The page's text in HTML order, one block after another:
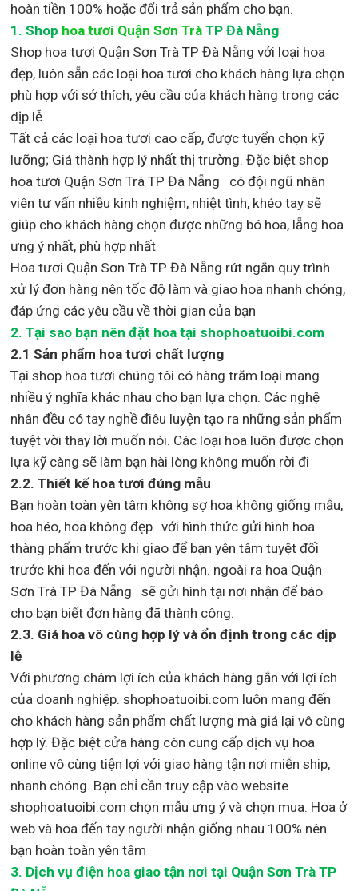
hoàn tiền 100% hoặc đổi trả sản phẩm cho bạn.
1.Shop hoa tươi Quận Sơn Trà TP Đà Nẵng
Shop hoa tươi Quận Sơn Trà TP Đà Nẵng với loại hoa
đẹp, luôn sẵn các loại hoa tươi cho khách hàng lựa chọn
phù hợp với sở thích, yêu cầu của khách hàng trong các
dịp lễ.
Tất cả các loại hoa tươi cao cấp, được tuyển chọn kỹ
lưỡng; Giá thành hợp lý nhất thị trường. Đặc biệt shop
hoa tươi Quận Sơn Trà TP Đà Nẵng
có đội ngũ nhân
viên tư vấn nhiều kinh nghiệm, nhiệt tình, khéo tay sẽ
giúp cho khách hàng chọn được những bó hoa, lẵng hoa
ưng ý nhất, phù hợp nhất
Hoa tươi Quận Sơn Trà TP Đà Nẵng rút ngắn quy trình
xử lý đơn hàng nên tốc độ làm và giao hoa nhanh chóng,
đáp ứng các yêu cầu về thời gian của bạn
2. Tại sao bạn nên đặt hoa tại shophoatuoibi.com
2.1 Sản phẩm hoa tươi chất lượng
Tại shop hoa tươi chúng tôi có hàng trăm loại mang
nhiều ý nghĩa khác nhau cho bạn lựa chọn. Các nghệ
nhân đều có tay nghề điêu luyện tạo ra những sản phẩm
tuyệt vời thay lời muốn nói. Các loại hoa luôn được chọn
lựa kỹ càng sẽ làm bạn hài lòng không muốn rời đi
2.2. Thiết kế hoa tươi đúng mẫu
Bạn hoàn toàn yên tâm không sợ hoa không giống mẫu,
hoa héo, hoa không đẹp…với hình thức gửi hình hoa
thàng phẩm trước khi giao để bạn yên tâm tuyệt đối
trước khi hoa đến với người nhận. ngoài ra hoa Quận
Sơn Trà TP Đà Nẵng sẽ gửi hình tại nơi nhận để báo
cho bạn biết đơn hàng đã thành công.
2.3. Giá hoa vô cùng hợp lý và ổn định trong các dịp
lễ
Với phương châm lợi ích của khách hàng gắn với lợi ích
của doanh nghiệp. shophoatuoibi.com luôn mang đến
cho khách hàng sản phẩm chất lượng mà giá lại vô cùng
hợp lý. Đặc biệt cửa hàng còn cung cấp dịch vụ hoa
online vô cùng tiện lợi với giao hàng tận nơi miễn ship,
nhanh chóng. Bạn chỉ cần truy cập vào website
shophoatuoibi.com chọn mẫu ưng ý và chọn mua. Hoa ở
web và hoa đến tay người nhận giống nhau 100% nên
bạn hoàn toàn yên tâm
3. Dịch vụ điện hoa giao tận nơi tại Quận Sơn Trà TP